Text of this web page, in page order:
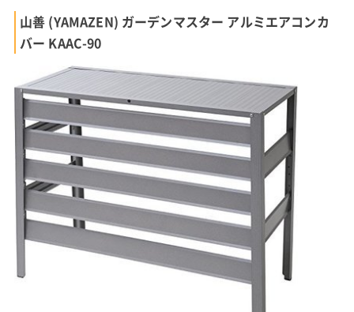
山善 (YAMAZEN) ガーデンマスター アルミエアコンカ
バー KAAC-90